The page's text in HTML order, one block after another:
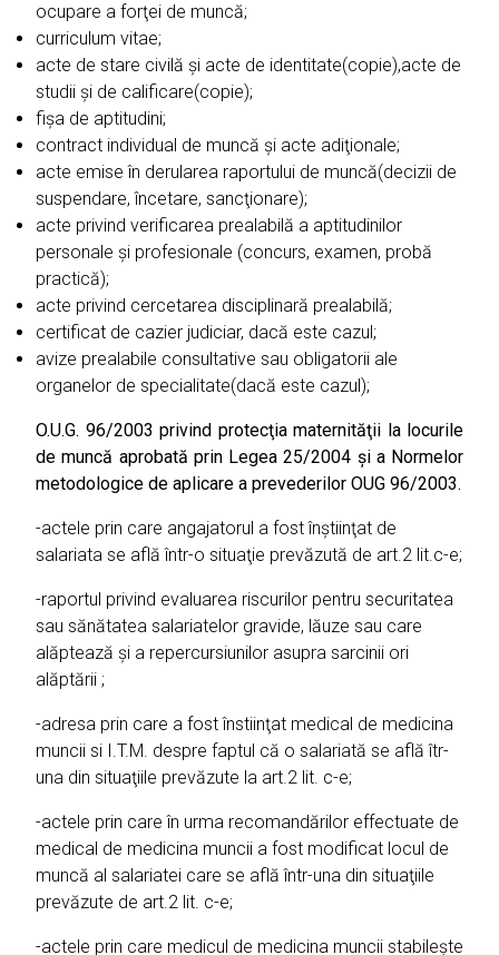
ocupare a forţei de muncă;
curriculum vitae;
acte de stare civilă şi acte de identitate(copie),acte de
studii şi de calificare(copie);
fişa de aptitudini;
contract individual de muncă şi acte adiţionale;
acte emise în derularea raportului de muncă(decizii de
suspendare, încetare, sancţionare);
acte privind verificarea prealabilă a aptitudinilor
personale şi profesionale (concurs, examen, probă
practică);
acte privind cercetarea disciplinară prealabilă;
certificat de cazier judiciar, dacă este cazul;
avize prealabile consultative sau obligatorii ale
organelor de specialitate(dacă este cazul);
O.U.G. 96/2003 privind protecţia maternităţii la locurile
de muncă aprobată prin Legea 25/2004 şi a Normelor
metodologice de aplicare a prevederilor OUG 96/2003.
-actele prin care angajatorul a fost înştiinţat de
salariata se află într-o situaţie prevăzută de art.2 lit.c-e;
-raportul privind evaluarea riscurilor pentru securitatea
sau sănătatea salariatelor gravide, lăuze sau care
alăptează şi a repercursiunilor asupra sarcinii ori
alăptării ;
-adresa prin care a fost înstiinţat medical de medicina
muncii si I.T.M. despre faptul că o salariată se află îtr-
una din situaţiile prevăzute la art.2 lit. c-e;
-actele prin care în urma recomandărilor effectuate de
medical de medicina muncii a fost modificat locul de
muncă al salariatei care se află într-una din situaţiile
prevăzute de art.2 lit. c-e;
-actele prin care medicul de medicina muncii stabileşte